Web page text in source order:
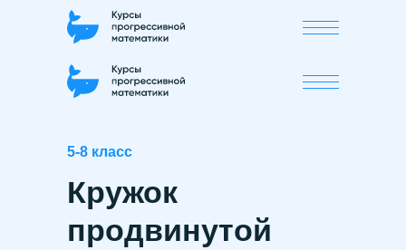
5-8 класс
Кружок
продвинутой